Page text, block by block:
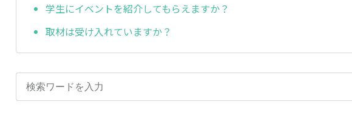
学生にイベントを紹介してもらえますか？
取材は受け入れていますか？